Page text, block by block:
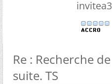
Re : Recherche
suite. TS